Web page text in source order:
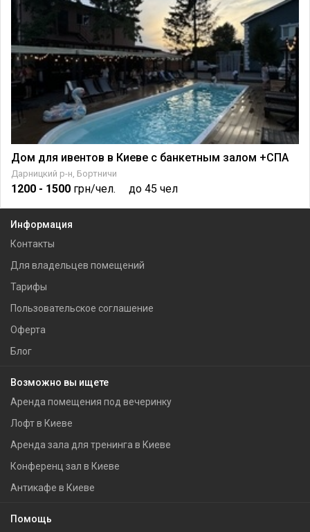
Дом для ивентов в Киеве с банкетным залом +СПА
Дарницкий р-н, Бортничи
1200 - 1500 грн/чел. до 45 чел
Информация
Контакты
Для владельцев помещений
Тарифы
Пользовательское соглашение
Оферта
Блог
Возможно вы ищете
Аренда помещения под вечеринку
Лофт в Киеве
Аренда зала для тренинга в Киеве
Конференц зал в Киеве
Антикафе в Киеве
Помощь